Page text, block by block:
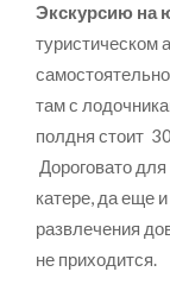
Экскурсию на
туристическом
там с
полдня стоит
Дороговато
катере, да еще
развлечения
не приходится.